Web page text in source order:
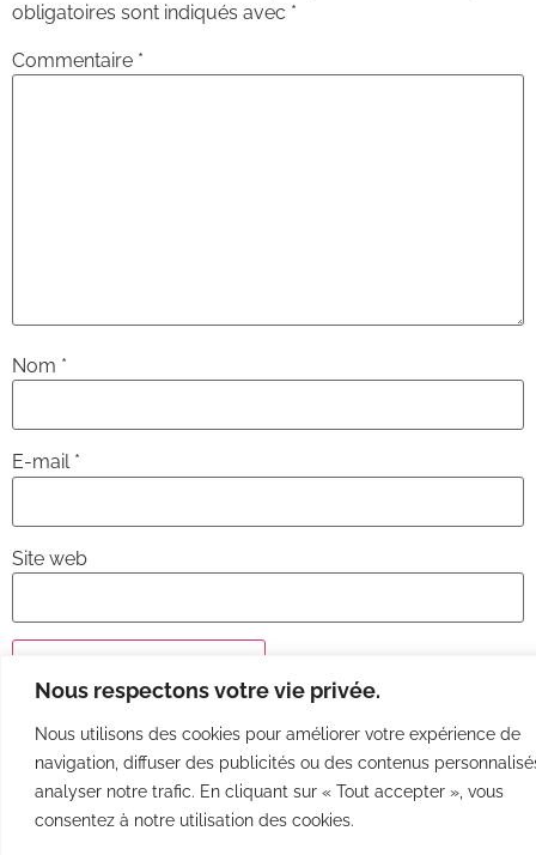
Nous respectons votre vie privée.
Nous utilisons des cookies pour améliorer votre expérience de
navigation, diffuser des publicités ou des contenus
analyser notre trafic. En cliquant sur « Tout accepter », vous
consentez à notre utilisation des cookies.
obligatoires sont indiqués avec *
Commentaire *
Nom *
E-mail *
Site web
© Anne Chantal Lagacé – Tous droits réservés.